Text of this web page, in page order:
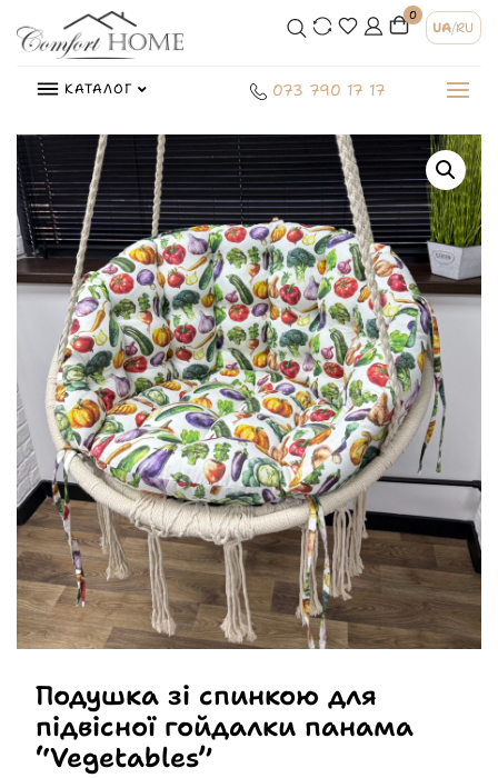
0
UA/RU
КАТАЛОГ 073 790 17 17
Подушка зі спинкою для
підвісної гойдалки панама
“Vegetables”